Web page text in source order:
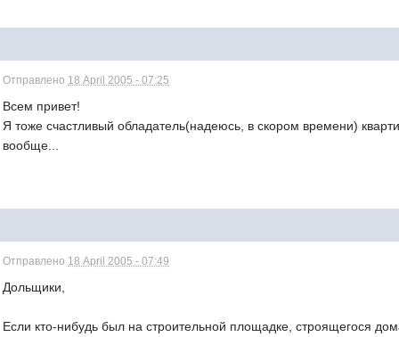
Отправлено 18 April 2005 - 07:25
Всем привет!
Я тоже счастливый обладатель(надеюсь, в скором времени)
вообще...
Отправлено 18 April 2005 - 07:49
Дольщики,
Если кто-нибудь был на строительной площадке, строящегося